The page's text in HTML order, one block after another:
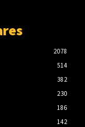
2078
514
382
230
186
142